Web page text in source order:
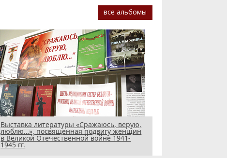
все альбомы
Выставка литературы «Сражаюсь, верую,
люблю…», посвященная подвигу женщин
в Великой Отечественной войне 1941-
1945 гг.